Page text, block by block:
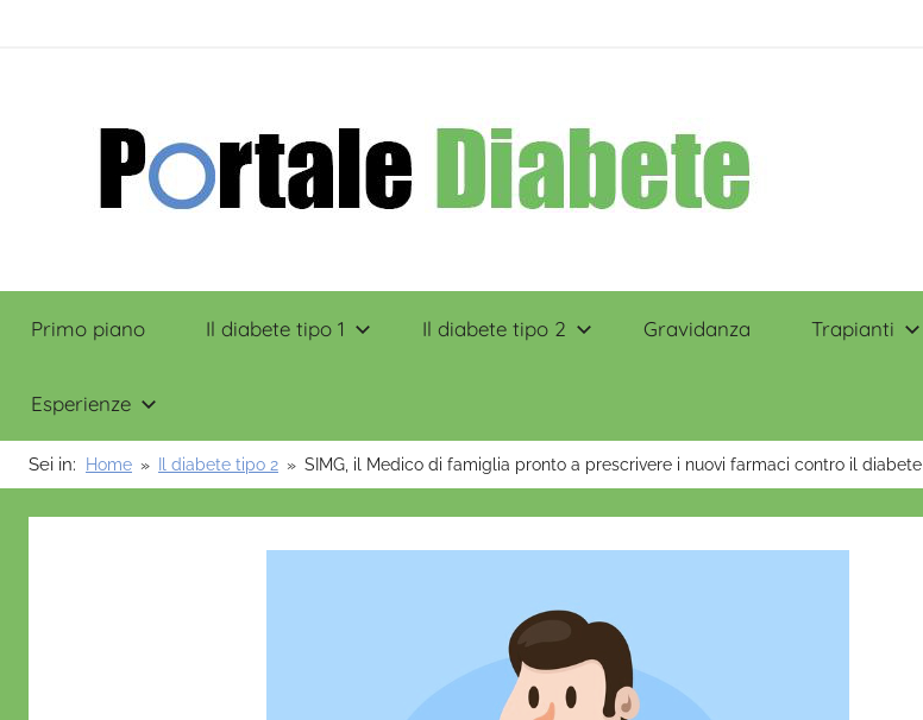
Portale
Diabete
Primo piano Il diabete tipo 1 Il diabete tipo 2 Gravidanza Trapianti
Esperienze
Sei in: Home Il diabete tipo 2 SIMG, il Medico di famiglia pronto a prescrivere i nuovi farmaci contro il diabete